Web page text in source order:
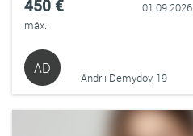
450 €
máx.
01.09.2026
AD
Andrii Demydov, 19